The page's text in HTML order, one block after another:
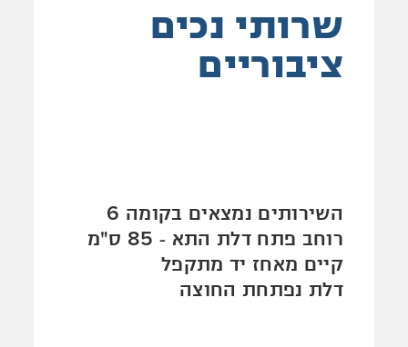
שרותי נכים
ציבוריים
השירותים נמצאים בקומה 6
רוחב פתח דלת התא - 85 ס"מ
קיים מאחז יד מתקפל
דלת נפתחת החוצה